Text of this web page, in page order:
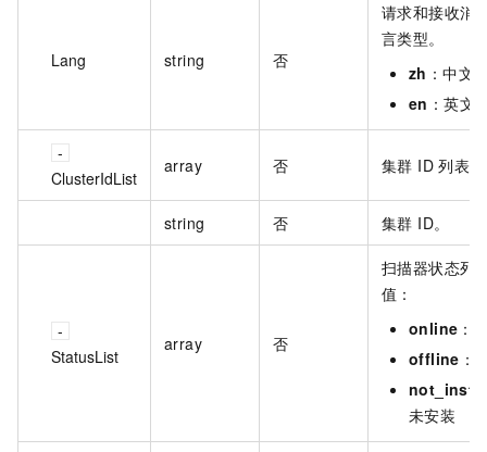
Lang string 否
请求和接收消
言类型。
zh ：中文
en ：英文
ClusterIdList
array 否 集群 ID 列表。
string 否 集群 ID。
StatusList
array 否
扫描器状态列
值：
online ：
offline ：
未安装